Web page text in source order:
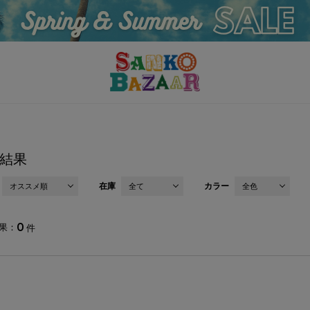
果
オススメ順 在庫 全て カラー 全色
0 件